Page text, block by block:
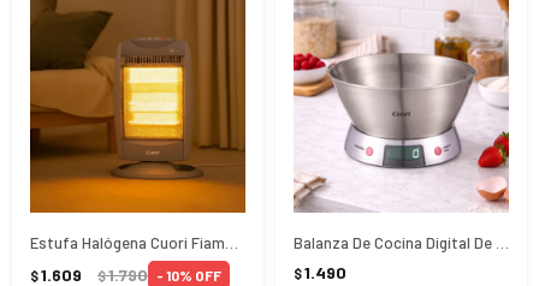
$1.609 $1.790 10 $1.490